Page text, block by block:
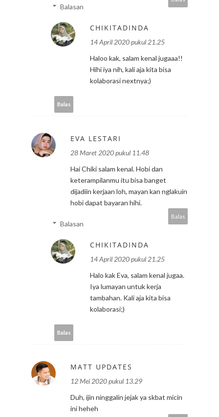
Balasan
CHIKITADINDA
14 April 2020 pukul 21.25
Haloo kak, salam kenal jugaaa!!
Hihi iya nih, kali aja kita bisa
kolaborasi nextnya;)
Balas
EVA LESTARI
28 Maret 2020 pukul 11.48
Hai Chiki salam kenal. Hobi dan
keterampilanmu itu bisa banget
dijadiin kerjaan loh, mayan kan nglakuin
hobi dapat bayaran hihi.
Balas
Balasan
CHIKITADINDA
14 April 2020 pukul 21.25
Halo kak Eva, salam kenal jugaa.
Iya lumayan untuk kerja
tambahan. Kali aja kita bisa
kolaborasi;)
Balas
MATT UPDATES
12 Mei 2020 pukul 13.29
Duh, ijin ninggalin jejak ya skbat micin
ini heheh